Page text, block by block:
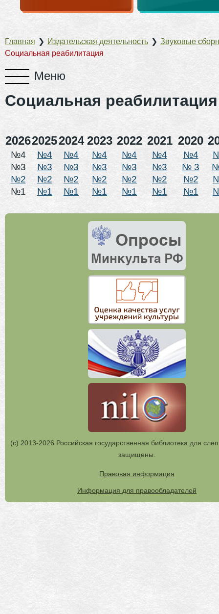
Главная ❯ Издательская деятельность ❯ Звуковые
Социальная реабилитация
Социальная реабилитация
202620252024 2023 2022 2021 2020
№4
№3
№2
№1
№4
№3
№2
№1
№4
№3
№2
№1
№4
№3
№2
№1
№4
№3
№2
№1
№4
№3
№2
№1
№4
№ 3
№2
№1
(с) 2013-2026 Российская государственная библиотека для
защищены.
Правовая информация
Информация для правообладателей